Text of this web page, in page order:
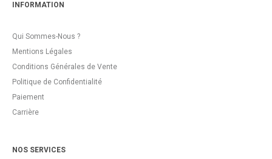
INFORMATION
Qui Sommes-Nous ?
Mentions Légales
Conditions Générales de Vente
Politique de Confidentialité
Paiement
Carrière
NOS SERVICES